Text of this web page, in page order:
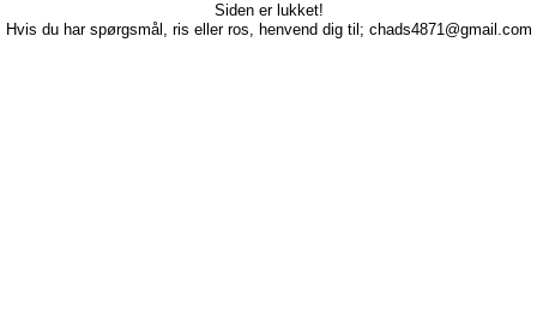
Siden er lukket!
Hvis du har spørgsmål, ris eller ros, henvend dig til; chads4871@gmail.com